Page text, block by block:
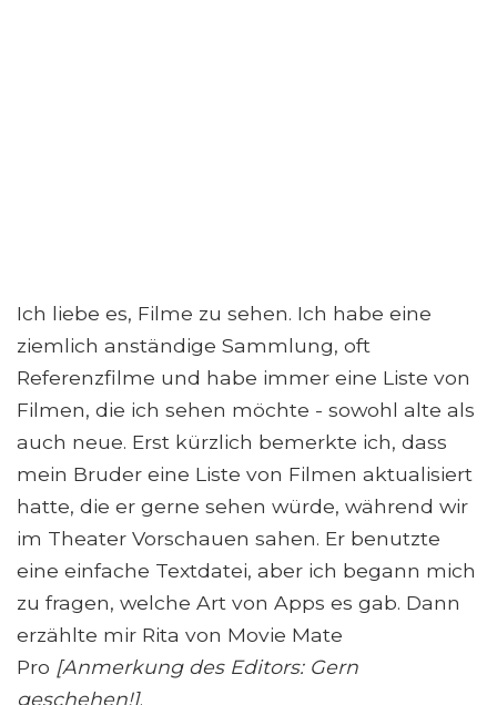
Ich liebe es, Filme zu sehen. Ich habe eine
ziemlich anständige Sammlung, oft
Referenzfilme und habe immer eine Liste von
Filmen, die ich sehen möchte - sowohl alte als
auch neue. Erst kürzlich bemerkte ich, dass
mein Bruder eine Liste von Filmen aktualisiert
hatte, die er gerne sehen würde, während wir
im Theater Vorschauen sahen. Er benutzte
eine einfache Textdatei, aber ich begann mich
zu fragen, welche Art von Apps es gab. Dann
erzählte mir Rita von Movie Mate
Pro [Anmerkung des Editors: Gern
geschehen!].